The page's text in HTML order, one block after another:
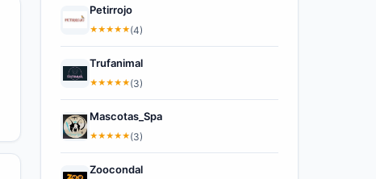
Petirrojo
★★★★★(4)
Trufanimal
★★★★★(3)
Mascotas_Spa
★★★★★(3)
Zoocondal